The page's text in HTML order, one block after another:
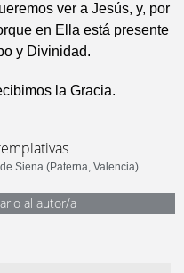
ver a Jesús, y, por
en Ella está presente
y Divinidad.
la Gracia.
Siena (Paterna, Valencia)
al autor/a